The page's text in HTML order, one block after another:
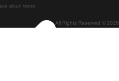
A Braga
A Lisbona All Rights Reserved © 2026
alcun treno.